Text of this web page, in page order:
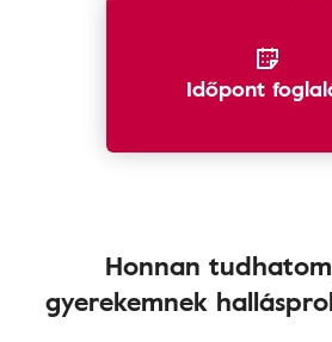
Időpont
Honnan
gyerekemnek